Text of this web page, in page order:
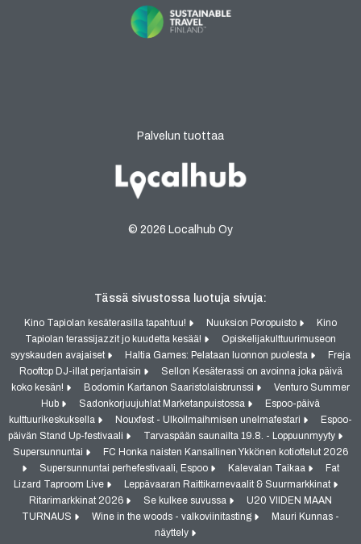
Palvelun tuottaa
© 2026 Localhub Oy
Tässä sivustossa luotuja sivuja:
Kino Tapiolan kesäterasilla tapahtuu! Nuuksion Poropuisto
Kino
Tapiolan terassijazzit jo kuudetta kesää!
Opiskelijakulttuurimuseon
syyskauden avajaiset
Haltia Games: Pelataan luonnon puolesta
Freja
Rooftop DJ-illat perjantaisin
Sellon Kesäterassi on avoinna joka päivä
koko kesän!
Bodomin Kartanon Saaristolaisbrunssi
Venturo Summer
Hub
Sadonkorjuujuhlat Marketanpuistossa
Espoo-päivä
kulttuurikeskuksella
Nouxfest - Ulkoilmaihmisen unelmafestari
Espoo-
päivän Stand Up-festivaali
Tarvaspään saunailta 19.8. - Loppuunmyyty
Supersunnuntai
FC Honka naisten Kansallinen Ykkönen kotiottelut 2026
Supersunnuntai perhefestivaali, Espoo
Kalevalan Taikaa
Fat
Lizard Taproom Live
Leppävaaran Raittikarnevaalit & Suurmarkkinat
Ritarimarkkinat 2026
Se kulkee suvussa
U20 VIIDEN MAAN
TURNAUS
Wine in the woods - valkoviinitasting
Mauri Kunnas -
näyttely